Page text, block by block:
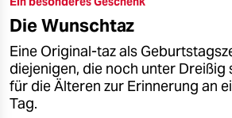
epaper login
Die Wunschtaz
Eine Original-taz als
diejenigen, die noch unter Dreißig
für die Älteren zur Erinnerung an
Tag.